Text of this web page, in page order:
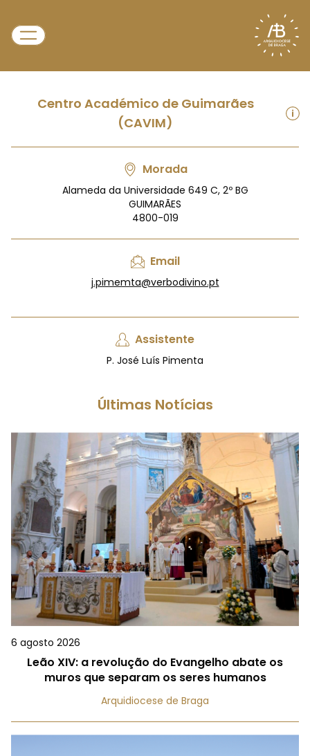
Centro Académico de Guimarães
(CAVIM)
Morada
Alameda da Universidade 649 C, 2º BG
GUIMARÃES
4800-019
Email
j.pimemta@verbodivino.pt
Assistente
P. José Luís Pimenta
Últimas Notícias
6 agosto 2026
Leão XIV: a revolução do Evangelho abate os
muros que separam os seres humanos
Arquidiocese de Braga